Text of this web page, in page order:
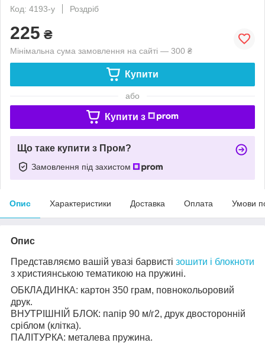
Код: 4193-у
Роздріб
225 ₴
Мінімальна сума замовлення на сайті — 300 ₴
Купити
або
Купити з
Що таке купити з Пром?
Замовлення під захистом
Опис Характеристики Доставка Оплата Умови
Опис
Представляємо вашій увазі барвисті зошити і блокноти
з християнською тематикою на пружині.
ОБКЛАДИНКА: картон 350 грам, повнокольоровий
друк.
ВНУТРІШНІЙ БЛОК: папір 90 м/г2, друк двосторонній
сріблом (клітка).
ПАЛІТУРКА: металева пружина.